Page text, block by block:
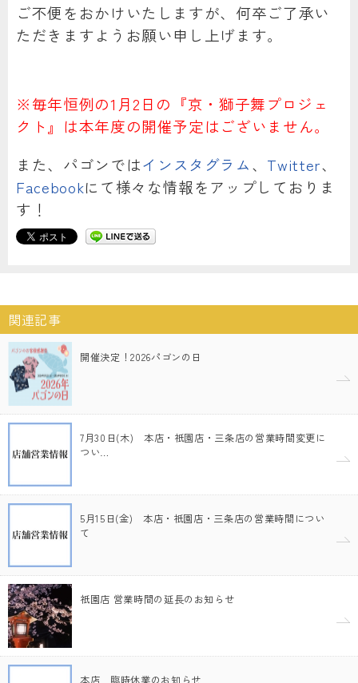
ご不便をおかけいたしますが、何卒ご了承い
ただきますようお願い申し上げます。
※毎年恒例の1月2日の『京・獅子舞プロジェ
クト』は本年度の開催予定はございません。
また、パゴンではインスタグラム、 Twitter、
Facebookにて様々な情報をアップしておりま
す！
関連記事
開催決定！2026パゴンの日
7月30日(木) 本店・祇園店・三条店の営業時間変更に
つい…
5月15日(金) 本店・祇園店・三条店の営業時間につい
て
祇園店 営業時間の延長のお知らせ
本店 臨時休業のお知らせ